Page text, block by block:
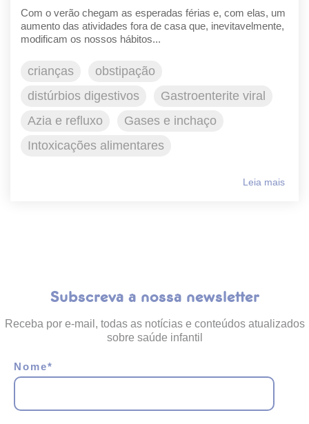
Com o verão chegam as esperadas férias e, com elas, um
aumento das atividades fora de casa que, inevitavelmente,
modificam os nossos hábitos...
crianças
obstipação
distúrbios digestivos
Gastroenterite viral
Azia e refluxo
Gases e inchaço
Intoxicações alimentares
Leia mais
Subscreva a nossa newsletter
Receba por e-mail, todas as notícias e conteúdos atualizados
sobre saúde infantil
Nome*